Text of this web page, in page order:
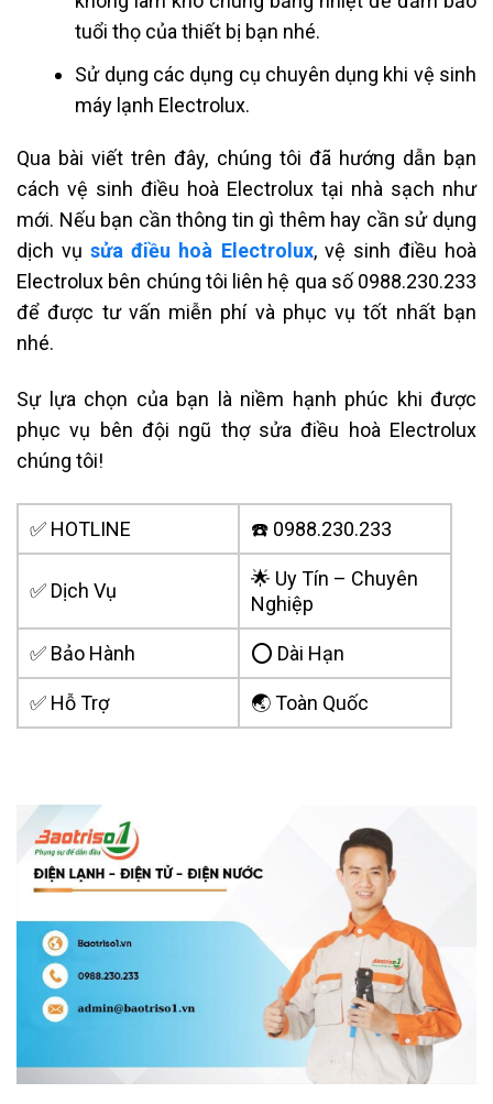
tuổi thọ của thiết bị bạn nhé.
Sử dụng các dụng cụ chuyên dụng khi vệ sinh
máy lạnh Electrolux.
Qua bài viết trên đây, chúng tôi đã hướng dẫn bạn
cách vệ sinh điều hoà Electrolux tại nhà sạch như
mới. Nếu bạn cần thông tin gì thêm hay cần sử dụng
dịch vụsửa điều hoà Electrolux, vệ sinh điều hoà
Electrolux bên chúng tôi liên hệ qua số 0988.230.233
để được tư vấn miễn phí và phục vụ tốt nhất bạn
nhé.
Sự lựa chọn của bạn là niềm hạnh phúc khi được
phục vụ bên đội ngũ thợ sửa điều hoà Electrolux
chúng tôi!
✅ HOTLINE ☎️ 0988.230.233
✅ Dịch Vụ
🌟 Uy Tín – Chuyên
Nghiệp
✅ Bảo Hành ⭕ Dài Hạn
✅ Hỗ Trợ 🌏 Toàn Quốc